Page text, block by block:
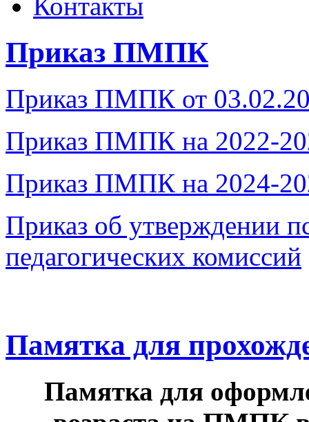
Контакты
Приказ ПМПК
Приказ ПМПК от
Приказ ПМПК на 2022-
Приказ ПМПК на 2024-
Приказ об утверждении
педагогических комиссий
Памятка для
Памятка для